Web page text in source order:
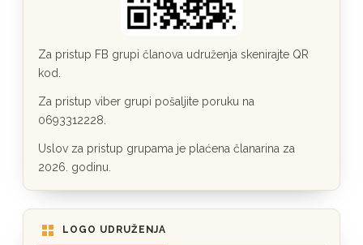
Za pristup FB grupi članova udruženja skenirajte QR
kod.
Za pristup viber grupi pošaljite poruku na
0693312228.
Uslov za pristup grupama je plaćena članarina za
2026. godinu.
LOGO UDRUŽENJA